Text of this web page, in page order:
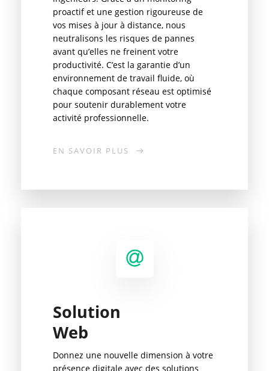
proactif et une gestion rigoureuse de
vos mises à jour à distance, nous
neutralisons les risques de pannes
avant qu’elles ne freinent votre
productivité. C’est la garantie d’un
environnement de travail fluide, où
chaque composant réseau est optimisé
pour soutenir durablement votre
activité professionnelle.
EN SAVOIR PLUS
Solution
Web
Donnez une nouvelle dimension à votre
présence digitale avec des solutions